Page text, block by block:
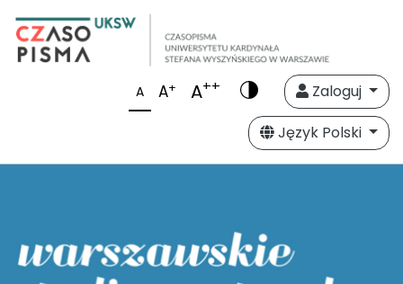
A A+ A++
Zaloguj
Język Polski